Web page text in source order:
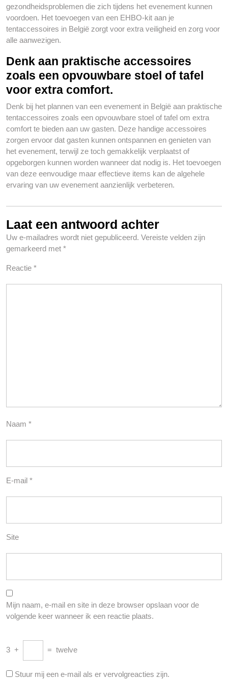
gezondheidsproblemen die zich tijdens het evenement kunnen
voordoen. Het toevoegen van een EHBO-kit aan je
tentaccessoires in België zorgt voor extra veiligheid en zorg voor
alle aanwezigen.
Denk aan praktische accessoires
zoals een opvouwbare stoel of tafel
voor extra comfort.
Denk bij het plannen van een evenement in België aan praktische
tentaccessoires zoals een opvouwbare stoel of tafel om extra
comfort te bieden aan uw gasten. Deze handige accessoires
zorgen ervoor dat gasten kunnen ontspannen en genieten van
het evenement, terwijl ze toch gemakkelijk verplaatst of
opgeborgen kunnen worden wanneer dat nodig is. Het toevoegen
van deze eenvoudige maar effectieve items kan de algehele
ervaring van uw evenement aanzienlijk verbeteren.
Laat een antwoord achter
Uw e-mailadres wordt niet gepubliceerd. Vereiste velden zijn
gemarkeerd met *
Reactie *
Naam *
E-mail *
Site
Mijn naam, e-mail en site in deze browser opslaan voor de
volgende keer wanneer ik een reactie plaats.
3 + = twelve
Stuur mij een e-mail als er vervolgreacties zijn.